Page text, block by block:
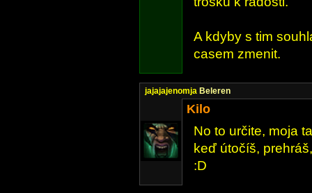
A kdyby s tim
casem zmenit.
jajajajenomja Beleren
Kilo
No to určite, moja
keď útočíš,
:D